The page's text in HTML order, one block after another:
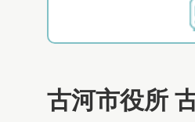
古河市役所